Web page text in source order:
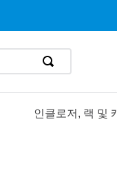
인클로저, 랙 및